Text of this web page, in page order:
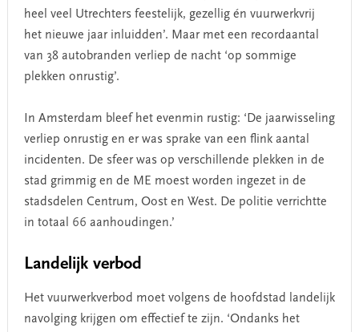
heel veel Utrechters feestelijk, gezellig én vuurwerkvrij
het nieuwe jaar inluidden’. Maar met een recordaantal
van 38 autobranden verliep de nacht ‘op sommige
plekken onrustig’.
In Amsterdam bleef het evenmin rustig: ‘De jaarwisseling
verliep onrustig en er was sprake van een flink aantal
incidenten. De sfeer was op verschillende plekken in de
stad grimmig en de ME moest worden ingezet in de
stadsdelen Centrum, Oost en West. De politie verrichtte
in totaal 66 aanhoudingen.’
Landelijk verbod
Het vuurwerkverbod moet volgens de hoofdstad landelijk
navolging krijgen om effectief te zijn. ‘Ondanks het